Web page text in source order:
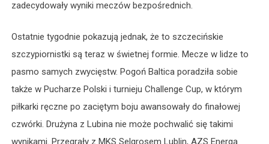
zadecydowały wyniki meczów bezpośrednich.
Ostatnie tygodnie pokazują jednak, że to szczecińskie
szczypiornistki są teraz w świetnej formie. Mecze w lidze to
pasmo samych zwycięstw. Pogoń Baltica poradziła sobie
także w Pucharze Polski i turnieju Challenge Cup, w którym
piłkarki ręczne po zaciętym boju awansowały do finałowej
czwórki. Drużyna z Lubina nie może pochwalić się takimi
wynikami. Przegrały z MKS Selgrosem Lublin, AZS Energą